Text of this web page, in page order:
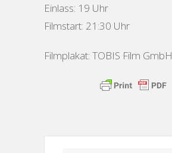
Einlass: 19 Uhr
Filmstart: 21:30 Uhr
Filmplakat: TOBIS Film GmbH